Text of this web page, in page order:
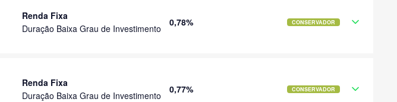
Renda Fixa
Duração Baixa Grau de Investimento
0,78% CONSERVADOR
Renda Fixa
Duração Baixa Grau de Investimento
0,77% CONSERVADOR